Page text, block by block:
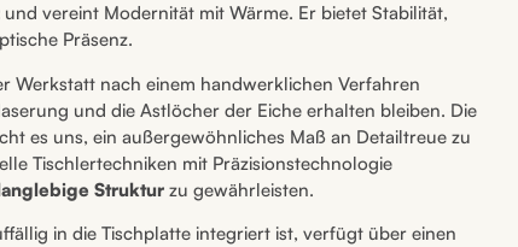
und vereint Modernität mit Wärme. Er bietet Stabilität,
Präsenz.
Werkstatt nach einem handwerklichen Verfahren
und die Astlöcher der Eiche erhalten bleiben. Die
es uns, ein außergewöhnliches Maß an Detailtreue zu
Tischlertechniken mit Präzisionstechnologie
Struktur zu gewährleisten.
in die Tischplatte integriert ist, verfügt über einen